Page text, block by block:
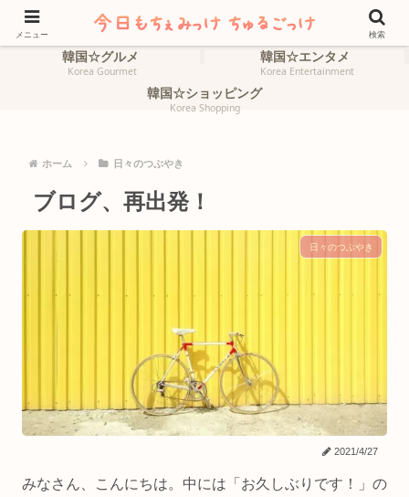
ホーム
HOME
韓国☆旅行
韓国☆グルメ
Korea Gourmet
韓国☆エンタメ
Korea Entertainment
韓国☆ショッピング
Korea Shopping
ホーム 日々のつぶやき
ブログ、再出発！
日々のつぶやき
2021/4/27
みなさん、こんにちは。中には「お久しぶりです！」の
メニュー 検索